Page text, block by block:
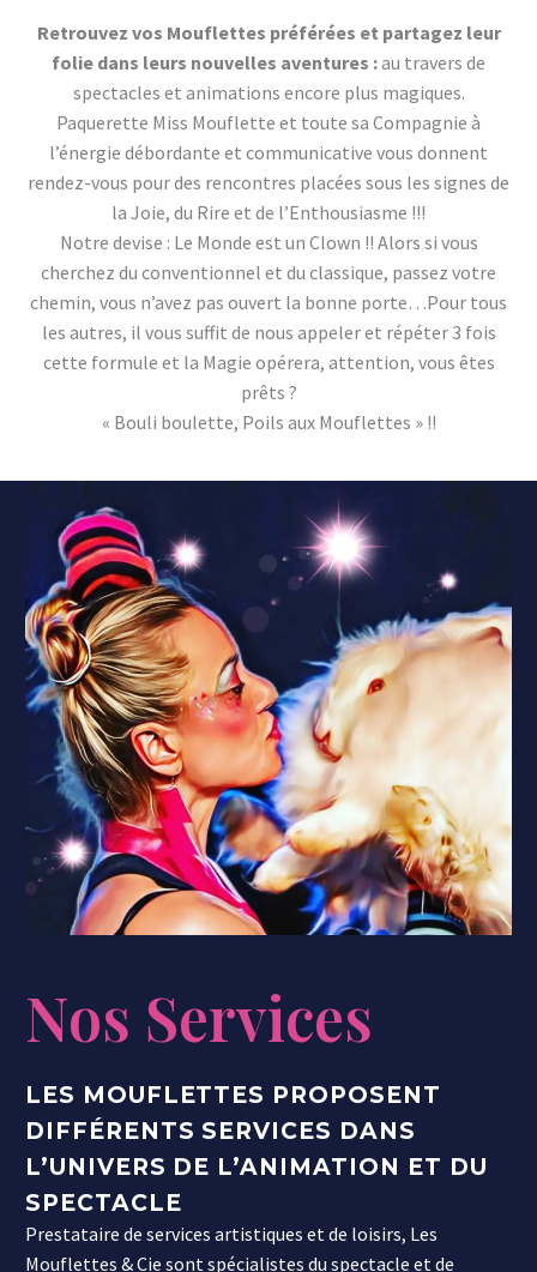
Retrouvez vos Mouflettes préférées et partagez leur
folie dans leurs nouvelles aventures :au travers de
spectacles et animations encore plus magiques.
Paquerette Miss Mouflette et toute sa Compagnie à
l’énergie débordante et communicative vous donnent
rendez-vous pour des rencontres placées sous les signes de
la Joie, du Rire et de l’Enthousiasme !!!
Notre devise : Le Monde est un Clown !! Alors si vous
cherchez du conventionnel et du classique, passez votre
chemin, vous n’avez pas ouvert la bonne porte…Pour tous
les autres, il vous suffit de nous appeler et répéter 3 fois
cette formule et la Magie opérera, attention, vous êtes
prêts ?
« Bouli boulette, Poils aux Mouflettes » !!
Nos Services
LES MOUFLETTES PROPOSENT
DIFFÉRENTS SERVICES DANS
L’UNIVERS DE L’ANIMATION ET DU
SPECTACLE
Prestataire de services artistiques et de loisirs, Les
Mouflettes & Cie sont spécialistes du spectacle et de